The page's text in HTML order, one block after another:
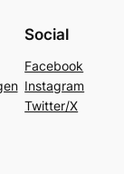
Social
Facebook
Instagram
Twitter/X